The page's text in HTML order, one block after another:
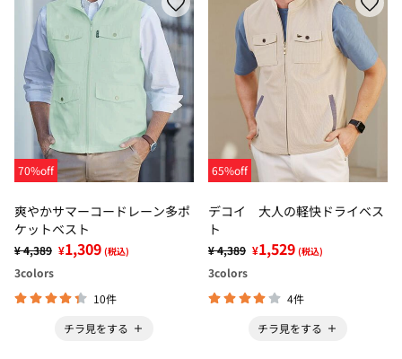
70%off
爽やかサマーコードレーン多ポ
ケットベスト
¥ 4,389 ¥1,309 (税込)
3colors
10件
チラ見をする
65%off
デコイ 大人の軽快ドライベス
ト
¥ 4,389 ¥1,529 (税込)
3colors
4件
チラ見をする